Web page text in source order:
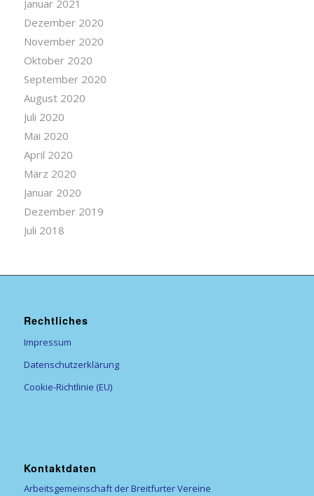
Januar 2021
Dezember 2020
November 2020
Oktober 2020
September 2020
August 2020
Juli 2020
Mai 2020
April 2020
März 2020
Januar 2020
Dezember 2019
Juli 2018
Rechtliches
Impressum
Datenschutzerklärung
Cookie-Richtlinie (EU)
Kontaktdaten
Arbeitsgemeinschaft der Breitfurter Vereine